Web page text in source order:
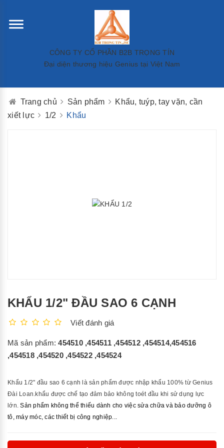
CÔNG TY CỔ PHẦN B2B TRỌNG TÍN
Đại diện thương hiệu Genius tại Việt Nam
Trang chủ Sản phẩm
Khẩu, tuýp, tay vặn, cần
xiết lực
1/2 Khẩu
KHẨU 1/2" ĐẦU SAO 6 CẠNH
Viết đánh giá
Mã sản phẩm:454510 ,454511 ,454512 ,454514,454516
,454518 ,454520 ,454522 ,454524
Khẩu 1/2" đầu sao 6 cạnh là sản phẩm được nhập khẩu 100% từ Genius
Đài Loan.khẩu được chế tạo đảm bảo không toét đầu khi sử dụng lực
lớn.Sản phẩm không thể thiếu dành cho việc sửa chữa và bảo dưỡng ô
tô, máy móc, các thiết bị công nghiệp...